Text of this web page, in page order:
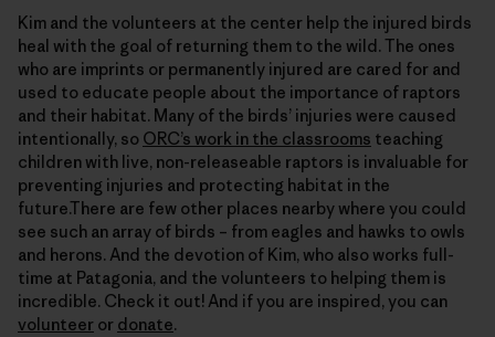
Kim and the volunteers at the center help the injured birds
heal with the goal of returning them to the wild. The ones
who are imprints or permanently injured are cared for and
used to educate people about the importance of raptors
and their habitat. Many of the birds’ injuries were caused
intentionally, so ORC’s work in the classrooms teaching
children with live, non-releaseable raptors is invaluable for
preventing injuries and protecting habitat in the
future.There are few other places nearby where you could
see such an array of birds – from eagles and hawks to owls
and herons. And the devotion of Kim, who also works full-
time at Patagonia, and the volunteers to helping them is
incredible. Check it out! And if you are inspired, you can
volunteer or donate.